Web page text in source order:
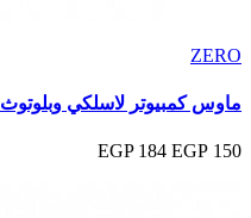
ZERO
ماوس كمبيوتر لاسلكي وبلوتوث ZERO موديل ZR3300
150 EGP
184 EGP